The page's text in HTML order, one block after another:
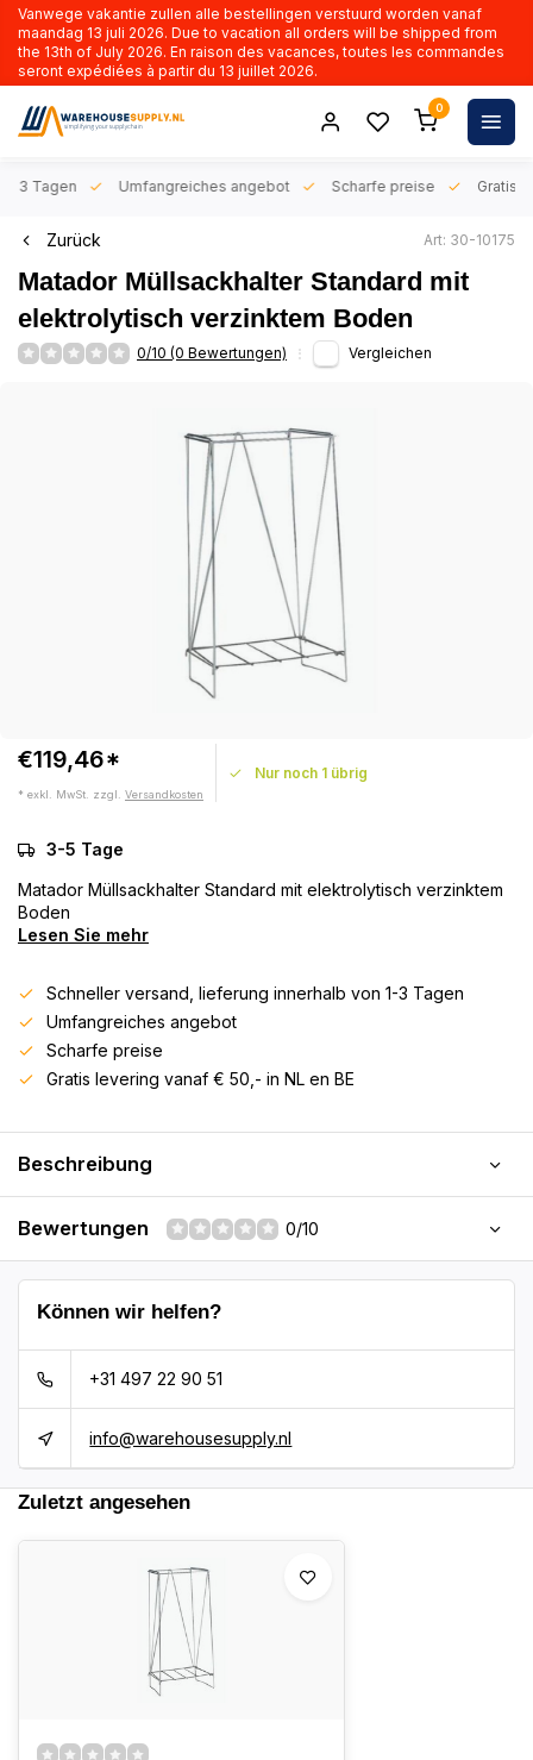
Vanwege vakantie zullen alle bestellingen verstuurd worden vanaf
maandag 13 juli 2026. Due to vacation all orders will be shipped from
the 13th of July 2026. En raison des vacances, toutes les commandes
seront expédiées à partir du 13 juillet 2026.
0
3 Tagen Umfangreiches angebot Scharfe preise Gratis
Zurück Art: 30-10175
Matador Müllsackhalter Standard mit
elektrolytisch verzinktem Boden
0/10 (0 Bewertungen) Vergleichen
€119,46*
* exkl. MwSt. zzgl. Versandkosten
Nur noch 1 übrig
3-5 Tage
Matador Müllsackhalter Standard mit elektrolytisch verzinktem
Boden
Lesen Sie mehr
Schneller versand, lieferung innerhalb von 1-3 Tagen
Umfangreiches angebot
Scharfe preise
Gratis levering vanaf € 50,- in NL en BE
Beschreibung
Bewertungen 0/10
Können wir helfen?
+31 497 22 90 51
info@warehousesupply.nl
Zuletzt angesehen